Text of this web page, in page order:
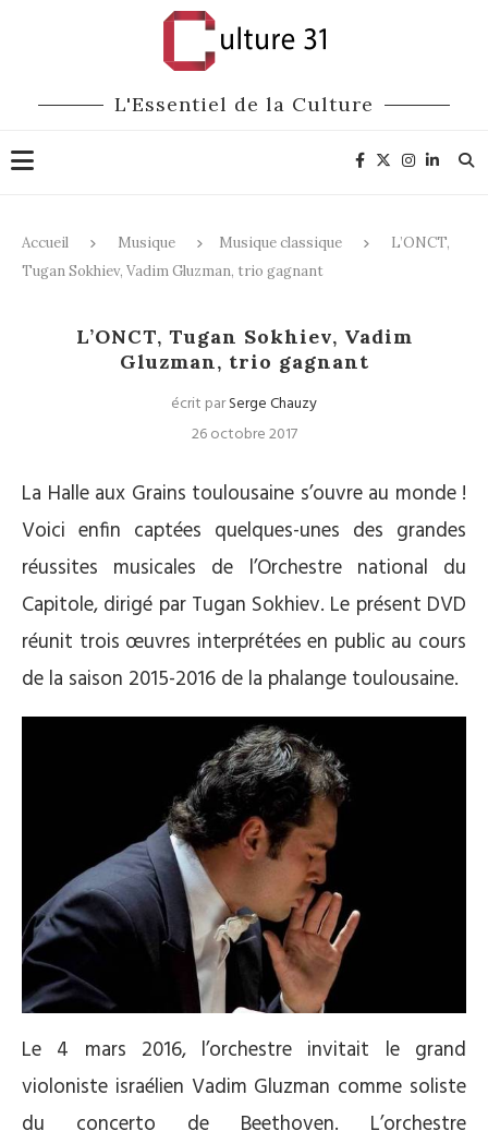
L'Essentiel de la Culture
Accueil Musique Musique classique
L’ONCT,
Tugan Sokhiev, Vadim Gluzman, trio gagnant
L’ONCT, Tugan Sokhiev, Vadim
Gluzman, trio gagnant
écrit parSerge Chauzy
26 octobre 2017
La Halle aux Grains toulousaine s’ouvre au monde !
Voici enfin captées quelques-unes des grandes
réussites musicales de l’Orchestre national du
Capitole, dirigé par Tugan Sokhiev. Le présent DVD
réunit trois œuvres interprétées en public au cours
de la saison 2015-2016 de la phalange toulousaine.
Le 4 mars 2016, l’orchestre invitait le grand
violoniste israélien Vadim Gluzman comme soliste
du concerto de Beethoven. L’orchestre